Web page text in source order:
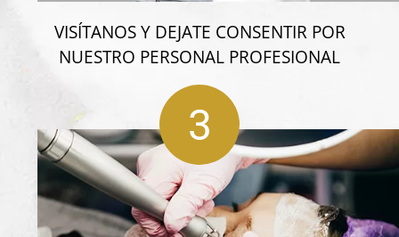
VISÍTANOS Y DEJATE CONSENTIR POR
NUESTRO PERSONAL PROFESIONAL
3